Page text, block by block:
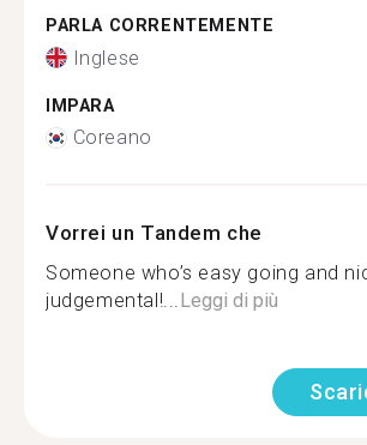
PARLA CORRENTEMENTE
Inglese
IMPARA
Coreano
Vorrei un Tandem che
Someone who’s easy going and
judgemental!...Leggi di più